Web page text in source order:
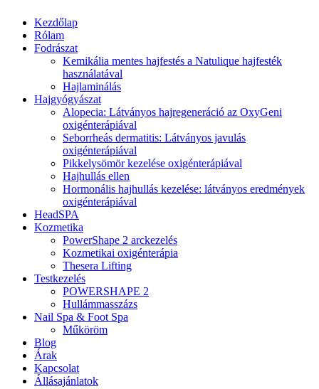
Kezdőlap
Rólam
Fodrászat
Kemikália mentes hajfestés a Natulique hajfesték
használatával
Hajlaminálás
Hajgyógyászat
Alopecia: Látványos hajregeneráció az OxyGeni
oxigénterápiával
Seborrheás dermatitis: Látványos javulás
oxigénterápiával
Pikkelysömör kezelése oxigénterápiával
Hajhullás ellen
Hormonális hajhullás kezelése: látványos eredmények
oxigénterápiával
HeadSPA
Kozmetika
PowerShape 2 arckezelés
Kozmetikai oxigénterápia
Thesera Lifting
Testkezelés
POWERSHAPE 2
Hullámmasszázs
Nail Spa & Foot Spa
Műköröm
Blog
Árak
Kapcsolat
Állásajánlatok